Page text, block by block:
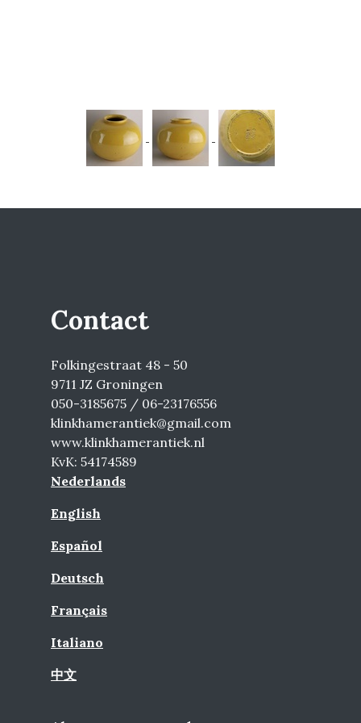
Contact
Folkingestraat 48 - 50
9711 JZ Groningen
050-3185675 / 06-23176556
klinkhamerantiek@gmail.com
www.klinkhamerantiek.nl
KvK: 54174589
Nederlands
English
Español
Deutsch
Français
Italiano
中文